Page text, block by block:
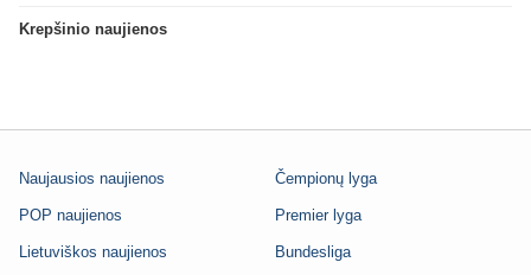
Krepšinio naujienos
Naujausios naujienos
POP naujienos
Lietuviškos naujienos
Čempionų lyga
Premier lyga
Bundesliga